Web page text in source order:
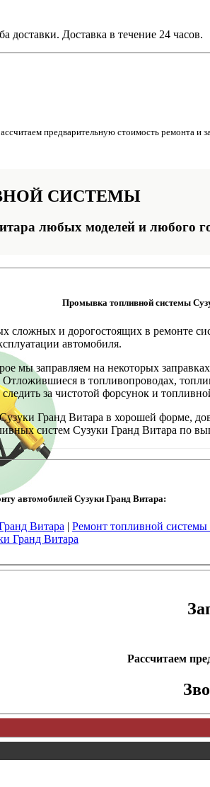
доставки. Доставка в течение 24 часов.
предварительную стоимость ремонта и
СИСТЕМЫ
любых моделей и любого
Промывка топливной системы
сложных и дорогостоящих в ремонте
автомобиля.
мы заправляем на некоторых
Отложившиеся в топливопроводах,
за чистотой форсунок и
Гранд Витара в хорошей форме,
систем Сузуки Гранд Витара по
автомобилей Сузуки Гранд Витара:
Витара | Ремонт топливной
Гранд Витара
Рассчитаем